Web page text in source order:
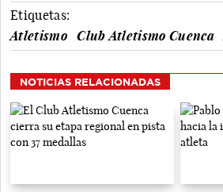
Etiquetas:
Atletismo
Club Atletismo Cuenca
NOTICIAS RELACIONADAS